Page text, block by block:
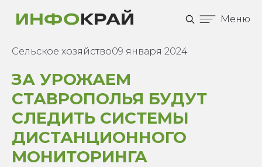
Меню
Сельское хозяйство09 января 2024
ЗА УРОЖАЕМ
СТАВРОПОЛЬЯ БУДУТ
СЛЕДИТЬ СИСТЕМЫ
ДИСТАНЦИОННОГО
МОНИТОРИНГА